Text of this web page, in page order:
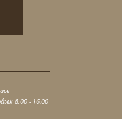
8.00 - 16.00